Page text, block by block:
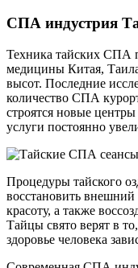
СПА индустрия
Техника тайских СПА
медицины Китая,
высот. Последние
количество СПА
строятся новые
услуги постоянно
Процедуры тайского
восстановить
красоту, а также
Тайцы свято верят в
здоровье человека